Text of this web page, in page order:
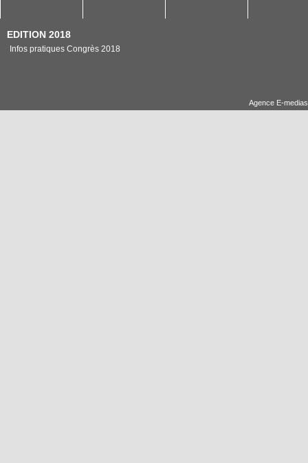
EDITION 2018
Infos pratiques Congrès 2018
Agence E-